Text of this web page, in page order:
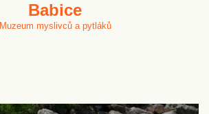
Babice
Muzeum myslivců a pytláků